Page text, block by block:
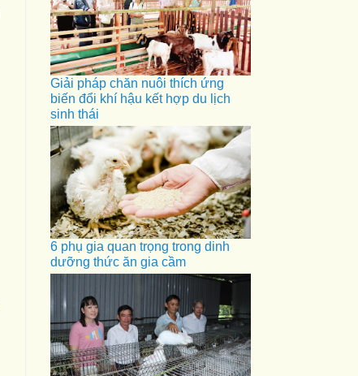
Giải pháp chăn nuôi thích ứng
biến đổi khí hậu kết hợp du lịch
sinh thái
6 phụ gia quan trọng trong dinh
dưỡng thức ăn gia cầm